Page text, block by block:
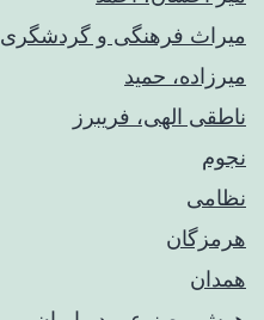
میراث فرهنگی و گردشگری
میرزاده، حمید
ناطقی الهی، فریبرز
نجوم
نظامی
هرمزگان
همدان